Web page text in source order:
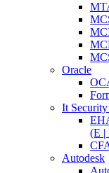
Oracle
It
(E |
Autodesk